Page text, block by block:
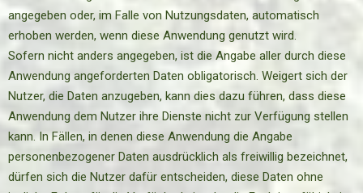
angegeben oder, im Falle von Nutzungsdaten, automatisch
erhoben werden, wenn diese Anwendung genutzt wird.
Sofern nicht anders angegeben, ist die Angabe aller durch diese
Anwendung angeforderten Daten obligatorisch. Weigert sich der
Nutzer, die Daten anzugeben, kann dies dazu führen, dass diese
Anwendung dem Nutzer ihre Dienste nicht zur Verfügung stellen
kann. In Fällen, in denen diese Anwendung die Angabe
personenbezogener Daten ausdrücklich als freiwillig bezeichnet,
dürfen sich die Nutzer dafür entscheiden, diese Daten ohne